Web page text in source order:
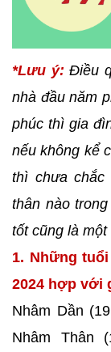
*Lưu ý: Điều
nhà đầu năm
phúc thì gia
nếu không kể
thì chưa chắc
thân nào
tốt cũng là một
1. Những
2024 hợp với
Nhâm Dần
Nhâm Thân